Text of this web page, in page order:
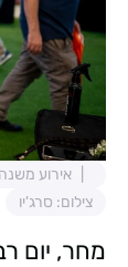
אירוע
צילום: סרג'יו